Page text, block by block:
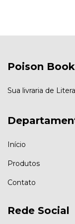
Poison
Sua livraria de
Início
Produtos
Contato
Rede Social